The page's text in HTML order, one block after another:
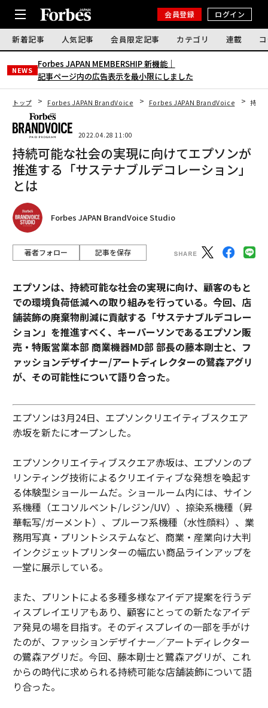
会員登録 ログイン
新着記事 人気記事 会員限定記事 カテゴリ 連載
NEWS
Forbes JAPAN MEMBERSHIP 新機能｜
記事ページ内の広告表示を最小限にしました
トップ Forbes JAPAN BrandVoice Forbes JAPAN BrandVoice 持続
2022.04.28 11:00
持続可能な社会の実現に向けてエプソンが
推進する「サステナブルデコレーション」
とは
Forbes JAPAN BrandVoice Studio
著者フォロー 記事を保存
エプソンは、持続可能な社会の実現に向け、顧客のもと
での環境負荷低減への取り組みを行っている。今回、店
舗装飾の廃棄物削減に貢献する「サステナブルデコレー
ション」を推進すべく、キーパーソンであるエプソン販
売・特販営業本部 商業機器MD部 部長の藤本剛士と、フ
ァッションデザイナー/アートディレクターの鷺森アグリ
が、その可能性について語り合った。
エプソンは3月24日、エプソンクリエイティブスクエア
赤坂を新たにオープンした。
エプソンクリエイティブスクエア赤坂は、エプソンのプ
リンティング技術によるクリエイティブな発想を喚起す
る体験型ショールームだ。ショールーム内には、サイン
系機種（エコソルベント/レジン/UV）、捺染系機種（昇
華転写/ガーメント）、プルーフ系機種（水性顔料）、業
務用写真・プリントシステムなど、商業・産業向け大判
インクジェットプリンターの幅広い商品ラインアップを
一堂に展示している。
また、プリントによる多種多様なアイデア提案を行うデ
ィスプレイエリアもあり、顧客にとっての新たなアイデ
ア発見の場を目指す。そのディスプレイの一部を手がけ
たのが、ファッションデザイナー／アートディレクター
の鷺森アグリだ。今回、藤本剛士と鷺森アグリが、これ
からの時代に求められる持続可能な店舗装飾について語
り合った。